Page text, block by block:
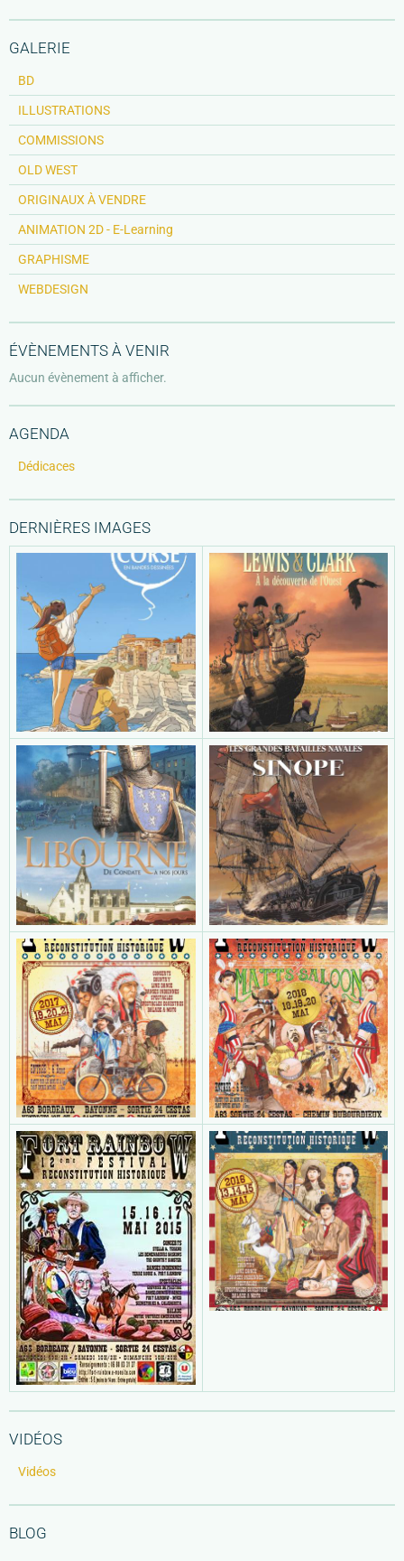
GALERIE
BD
ILLUSTRATIONS
COMMISSIONS
OLD WEST
ORIGINAUX À VENDRE
ANIMATION 2D - E-Learning
GRAPHISME
WEBDESIGN
ÉVÈNEMENTS À VENIR
Aucun évènement à afficher.
AGENDA
Dédicaces
DERNIÈRES IMAGES
VIDÉOS
Vidéos
BLOG